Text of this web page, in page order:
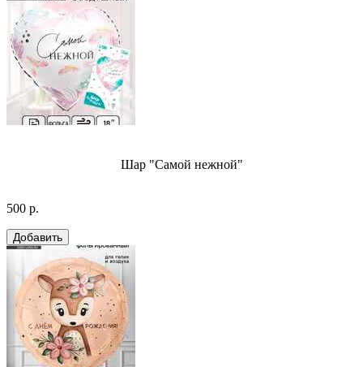
Шар "Самой нежной"
500 р.